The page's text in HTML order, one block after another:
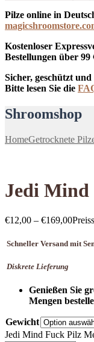
Pilze online in
Kostenloser
Bestellungen über 99
Sicher, geschützt
Bitte lesen Sie die
Shroomshop
HomeGetrocknete
Jedi
€12,00 – €169,00
Schneller Versand mit
Diskrete Lieferung
Genießen Sie
Mengen
Gewicht
Jedi Mind Fuck Pilz